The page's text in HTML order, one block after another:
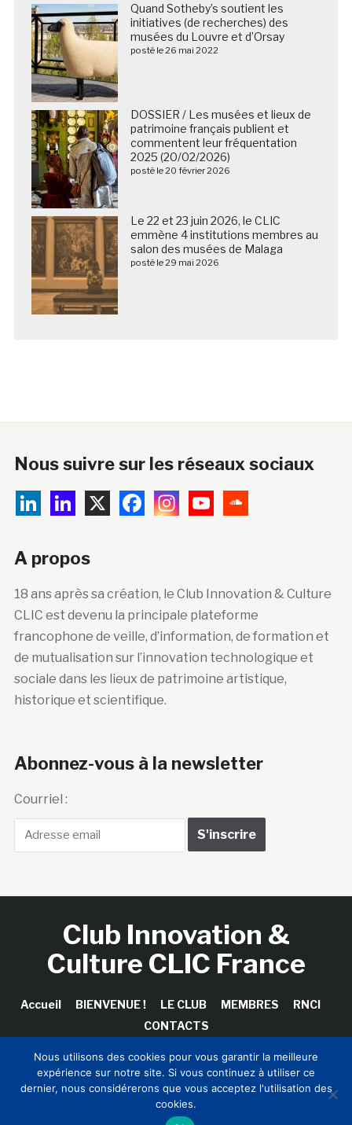
Quand Sotheby’s soutient les
initiatives (de recherches) des
musées du Louvre et d’Orsay
posté le 26 mai 2022
DOSSIER / Les musées et lieux de
patrimoine français publient et
commentent leur fréquentation
2025 (20/02/2026)
posté le 20 février 2026
Le 22 et 23 juin 2026, le CLIC
emmène 4 institutions membres au
salon des musées de Malaga
posté le 29 mai 2026
Nous suivre sur les réseaux sociaux
A propos
18 ans après sa création, le Club Innovation & Culture
CLIC est devenu la principale plateforme
francophone de veille, d’information, de formation et
de mutualisation sur l’innovation technologique et
sociale dans les lieux de patrimoine artistique,
historique et scientifique.
Abonnez-vous à la newsletter
Courriel :
Club Innovation &
Culture CLIC France
Accueil BIENVENUE ! LE CLUB MEMBRES
RNCI
CONTACTS
Copyright © 2026 Club Innovation & Culture CLIC France /
Sinapses Conseils
Nous utilisons des cookies pour vous garantir la meilleure
expérience sur notre site. Si vous continuez à utiliser ce
dernier, nous considérerons que vous acceptez l'utilisation des
cookies.